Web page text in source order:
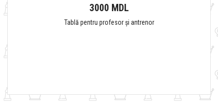
3000 MDL
Tablă pentru profesor și antrenor